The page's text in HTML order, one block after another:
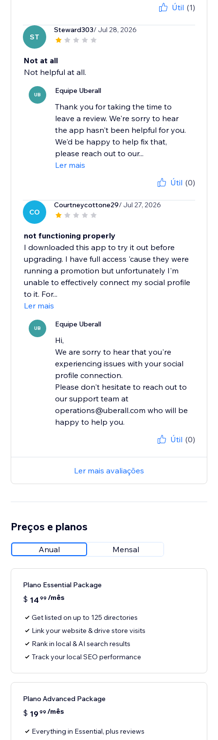
Útil (1)
ST
Steward303/ Jul 28, 2026
Not at all
Not helpful at all.
UB Equipe Uberall
Thank you for taking the time to
leave a review. We're sorry to hear
the app hasn't been helpful for you.
We'd be happy to help fix that,
please reach out to our...
Ler mais
Útil (0)
CO
Courtneycottone29/ Jul 27, 2026
not functioning properly
I downloaded this app to try it out before
upgrading. I have full access 'cause they were
running a promotion but unfortunately I'm
unable to effectively connect my social profile
to it. For...
Ler mais
UB Equipe Uberall
Hi,
We are sorry to hear that you're
experiencing issues with your social
profile connection.
Please don't hesitate to reach out to
our support team at
operations@uberall.com who will be
happy to help you.
Útil (0)
Ler mais avaliações
Preços e planos
Anual Mensal
Plano Essential Package
$ 14 99 /mês
Get listed on up to 125 directories
Link your website & drive store visits
Rank in local & AI search results
Track your local SEO performance
Plano Advanced Package
$ 1999 /mês
Everything in Essential, plus reviews